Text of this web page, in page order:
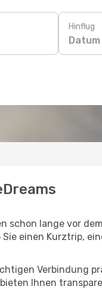
Hinflug
Datum
schon lange vor
einen Kurztrip,
Verbindung
Ihnen